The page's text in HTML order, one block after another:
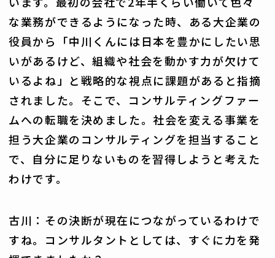
な業務ができるようになった時、ある大企業の
役員から「中川くんには日本を豊かにしたい思
いがあるけど、組織や社会を動かす力が欠けて
いるよね」と戦略的な視点に課題があると指摘
されました。そこで、コンサルティングファー
ムへの転職を決めました。社会を変える事業を
担う大企業のコンサルティングを担当すること
で、自分に足りないものを習得しようと考えた
わけです。
古川：その決断が現在につながっているわけで
すね。コンサルタントとしては、すぐに力を発